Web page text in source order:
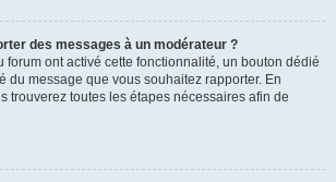
des messages à un modérateur ?
forum ont activé cette fonctionnalité, un bouton dédié
du message que vous souhaitez rapporter. En
trouverez toutes les étapes nécessaires afin de